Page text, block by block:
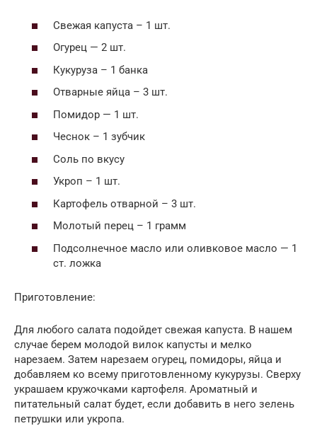
Свежая капуста – 1 шт.
Огурец — 2 шт.
Кукуруза – 1 банка
Отварные яйца – 3 шт.
Помидор — 1 шт.
Чеснок – 1 зубчик
Соль по вкусу
Укроп – 1 шт.
Картофель отварной – 3 шт.
Молотый перец – 1 грамм
Подсолнечное масло или оливковое масло — 1
ст. ложка
Приготовление:
Для любого салата подойдет свежая капуста. В нашем
случае берем молодой вилок капусты и мелко
нарезаем. Затем нарезаем огурец, помидоры, яйца и
добавляем ко всему приготовленному кукурузы. Сверху
украшаем кружочками картофеля. Ароматный и
питательный салат будет, если добавить в него зелень
петрушки или укропа.